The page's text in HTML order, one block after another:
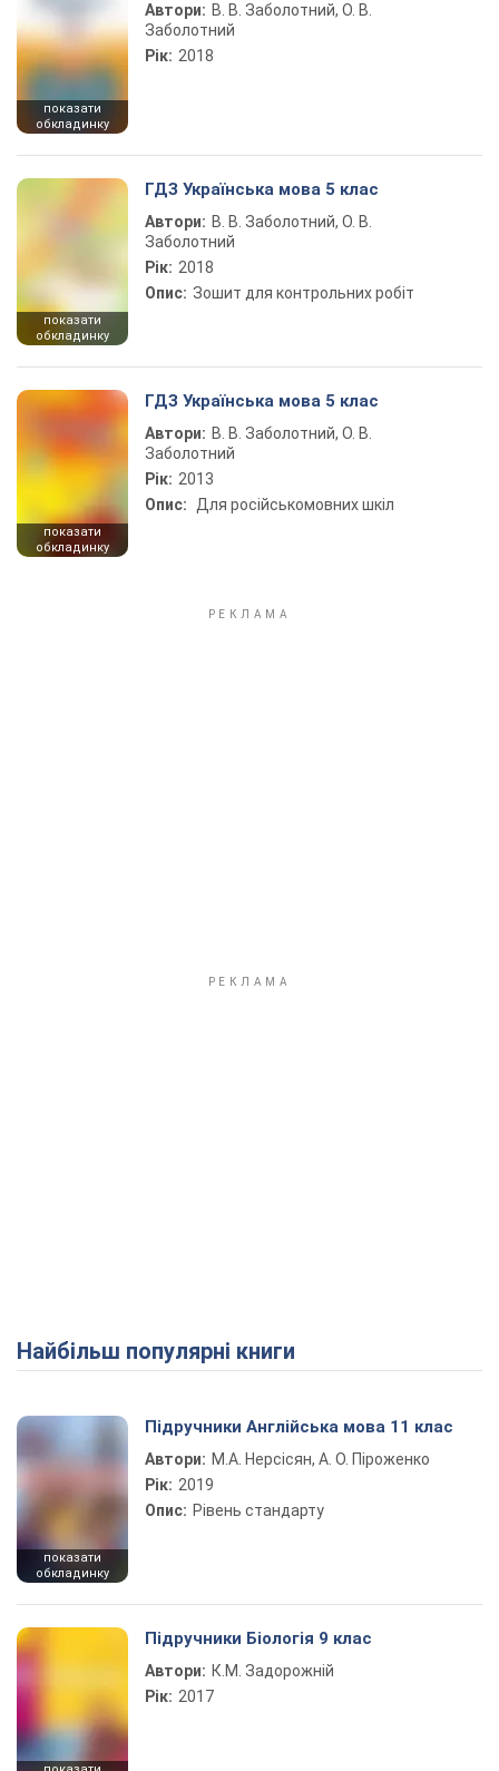
показати
обкладинку
Автори: В. В. Заболотний, О. В.
Заболотний
Рік: 2018
показати
обкладинку
ГДЗ Українська мова 5 клас
Автори: В. В. Заболотний, О. В.
Заболотний
Рік: 2018
Опис: Зошит для контрольних робіт
показати
обкладинку
ГДЗ Українська мова 5 клас
Автори: В. В. Заболотний, О. В.
Заболотний
Рік: 2013
Опис:
Для російськомовних шкіл
Найбільш популярні книги
показати
обкладинку
Підручники Англійська мова 11 клас
Автори: М.А. Нерсісян, А. О. Піроженко
Рік: 2019
Опис: Рівень стандарту
Підручники Біологія 9 клас
Автори: К.М. Задорожній
Рік: 2017